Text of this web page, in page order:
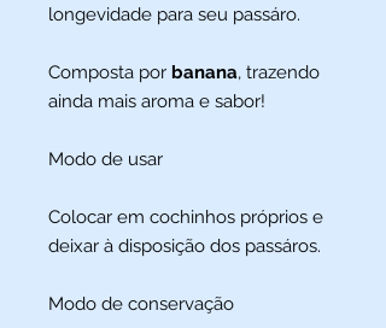
longevidade para seu passáro.
Composta por banana, trazendo
ainda mais aroma e sabor!
Modo de usar
Colocar em cochinhos próprios e
deixar à disposição dos passáros.
Modo de conservação